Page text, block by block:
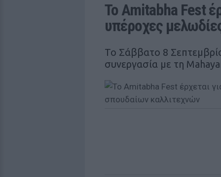
Το Amitabha Fest
υπέροχες
Το Σάββατο 8
συνεργασία με τη